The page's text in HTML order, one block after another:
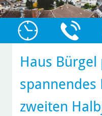
Haus
zweiten